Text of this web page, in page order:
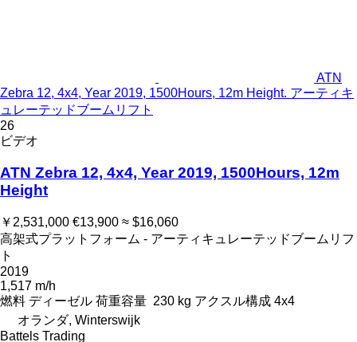
ATN
Zebra 12, 4x4, Year 2019, 1500Hours, 12m Height. アーティキ
ュレーテッドブームリフト
26
ビデオ
ATN Zebra 12, 4x4, Year 2019, 1500Hours, 12m
Height
￥2,531,000 €13,900 ≈ $16,060
高架式プラットフォーム - アーティキュレーテッドブームリフ
ト
2019
1,517 m/h
燃料 ディーゼル 荷重容量 230 kg アクスル構成 4x4
オランダ, Winterswijk
Battels Trading